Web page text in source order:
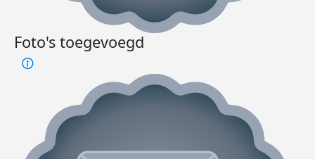
Foto's toegevoegd